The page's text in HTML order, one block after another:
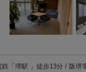
鉄「堺駅 」徒歩13分 / 阪堺